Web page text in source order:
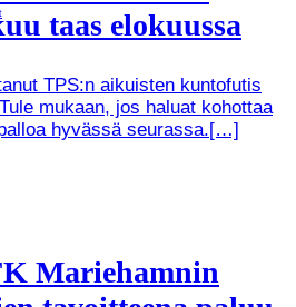
taas elokuussa
TPS:n aikuisten kuntofutis
mukaan, jos haluat kohottaa
hyvässä seurassa.[…]
Mariehamnin